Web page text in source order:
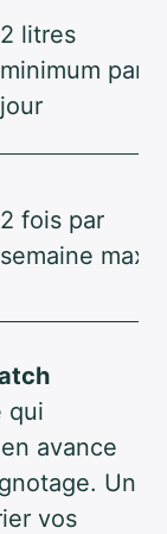
2 litres
minimum par
jour
2 fois par
semaine max
qui
avance
Un
vos